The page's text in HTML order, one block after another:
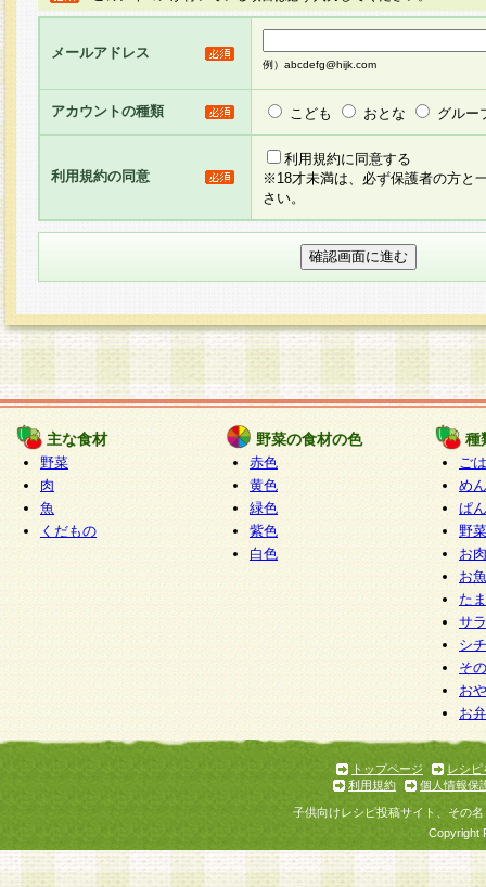
ージを設け、会員がアンケー ト調査に回答する
し、その結果を当社が集計・分析その他の利用を
るものです。なお、本サービスは、それぞれの目
員に対して本サービスの依頼を行うこともあり、
た全ての会員に対して本サービスの依頼をすると
りま す。
3.当社は、会員の事前の承諾を得ることなく、当
方 法・手段にて、本規約を任意に制定、変更ま
きるものとします。改定後の本規約等は、本規約
に掲示したときに、その 他の諸規定については
てその効力を生じるものとします。
4.本規約は、会員登録希望者による会員登録手続
の当社による会員登録の承認が完了した時点で会
たものとみなされ、会員に対して適用されるもの
5.当社がお聞きする個人情報は、すべて会員登録
で提 供いただいたものと考えております。従っ
自らの個人情報の提供を希望されない場合には、
をお預かりいたしません が、提供されないこと
商品やサービス等をご利用いただけない場合があ
了承ください。
6.当社は、お客様から当社が保有している個人情
加・ 利用停止等を求められた場合には、ご本人
て確認できた場合に限り、法令に準拠して合理的
いただきます。なお、開示 請求等の請求先は個
ります。
1.会員とは、本規約等を承諾のうえ、当社所定の
了し、当社が承認した者、グループとします。な
が以下に該当する場合は会員登録をすることがで
メールアドレス
例）abcdefg@hijk.com
アカウントの種類 こども おとな グルー
利用規約の同意
利用規約に同意する
※18才未満は、必ず保護者の方と
さい。
主な食材
野菜
肉
魚
くだもの
野菜の食材の色
赤色
黄色
緑色
紫色
白色
種
ご
めん
ぱん
野
お
お
た
サ
シ
そ
お
お
トップページ
レシピ
利用規約
個人情報保
子供向けレシピ投稿サイト、その
Copyright